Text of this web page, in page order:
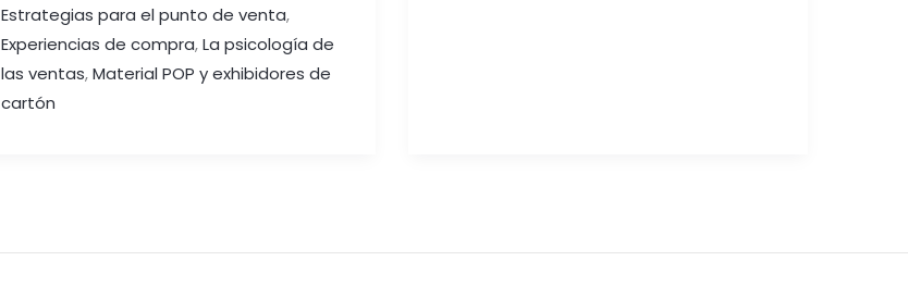
Estrategias para el punto de venta,
Experiencias de compra,La psicología de
las ventas,Material POP y exhibidores de
cartón